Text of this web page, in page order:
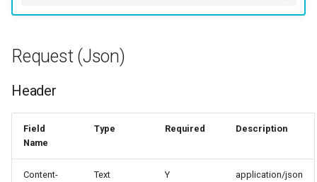
Request (Json)
Header
Field
Name
Type Required Description
Content-
Text Y application/json